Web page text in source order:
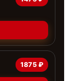
1875 ₽